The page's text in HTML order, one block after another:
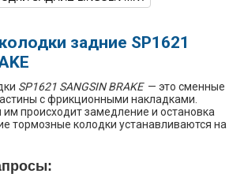
V6 3.5L TURBO -
2014 V6 3.7L
2013
L4 2.0L TURBO -
Turbocharged
задние SP1621
SP1621 SANGSIN BRAKE— это сменные
с фрикционными накладками.
происходит замедление и остановка
тормозные колодки устанавливаются на